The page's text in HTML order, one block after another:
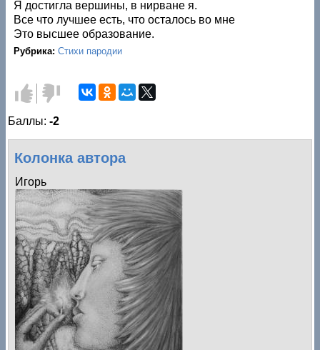
Я достигла вершины, в нирване я.
Все что лучшее есть, что осталось во мне
Это высшее образование.
Рубрика:Стихи пародии
Голос
за!
Голос
против!
Баллы:-2
Колонка автора
Игорь